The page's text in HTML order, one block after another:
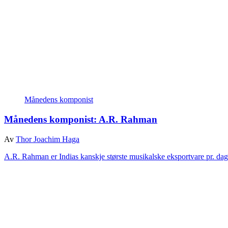
Månedens komponist
Månedens komponist: A.R. Rahman
Av Thor Joachim Haga
A.R. Rahman er Indias kanskje største musikalske eksportvare pr.